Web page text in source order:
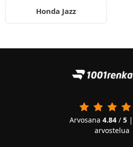
Honda Jazz
Arvosana 4.84/ 5|
arvostelua